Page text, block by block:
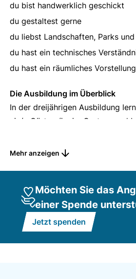
du bist handwerklich geschickt
du gestaltest gerne
du liebst Landschaften, Parks
du hast ein technisches
du hast ein räumliches
Die Ausbildung im Überblick
In der dreijährigen Ausbildung
ein/e Gärtner/in im Garten- und
Umwelt gestalten und pflegen, z.B.
Wege, Terrassen, Sitzplätze und
Umfassende Pflanzen- und
Rasen säen, Blumen, Sträucher,
pflanzen
Umgang mit Maschinen und
Mehr anzeigen
Möchten Sie das
einer Spende
Jetzt spenden